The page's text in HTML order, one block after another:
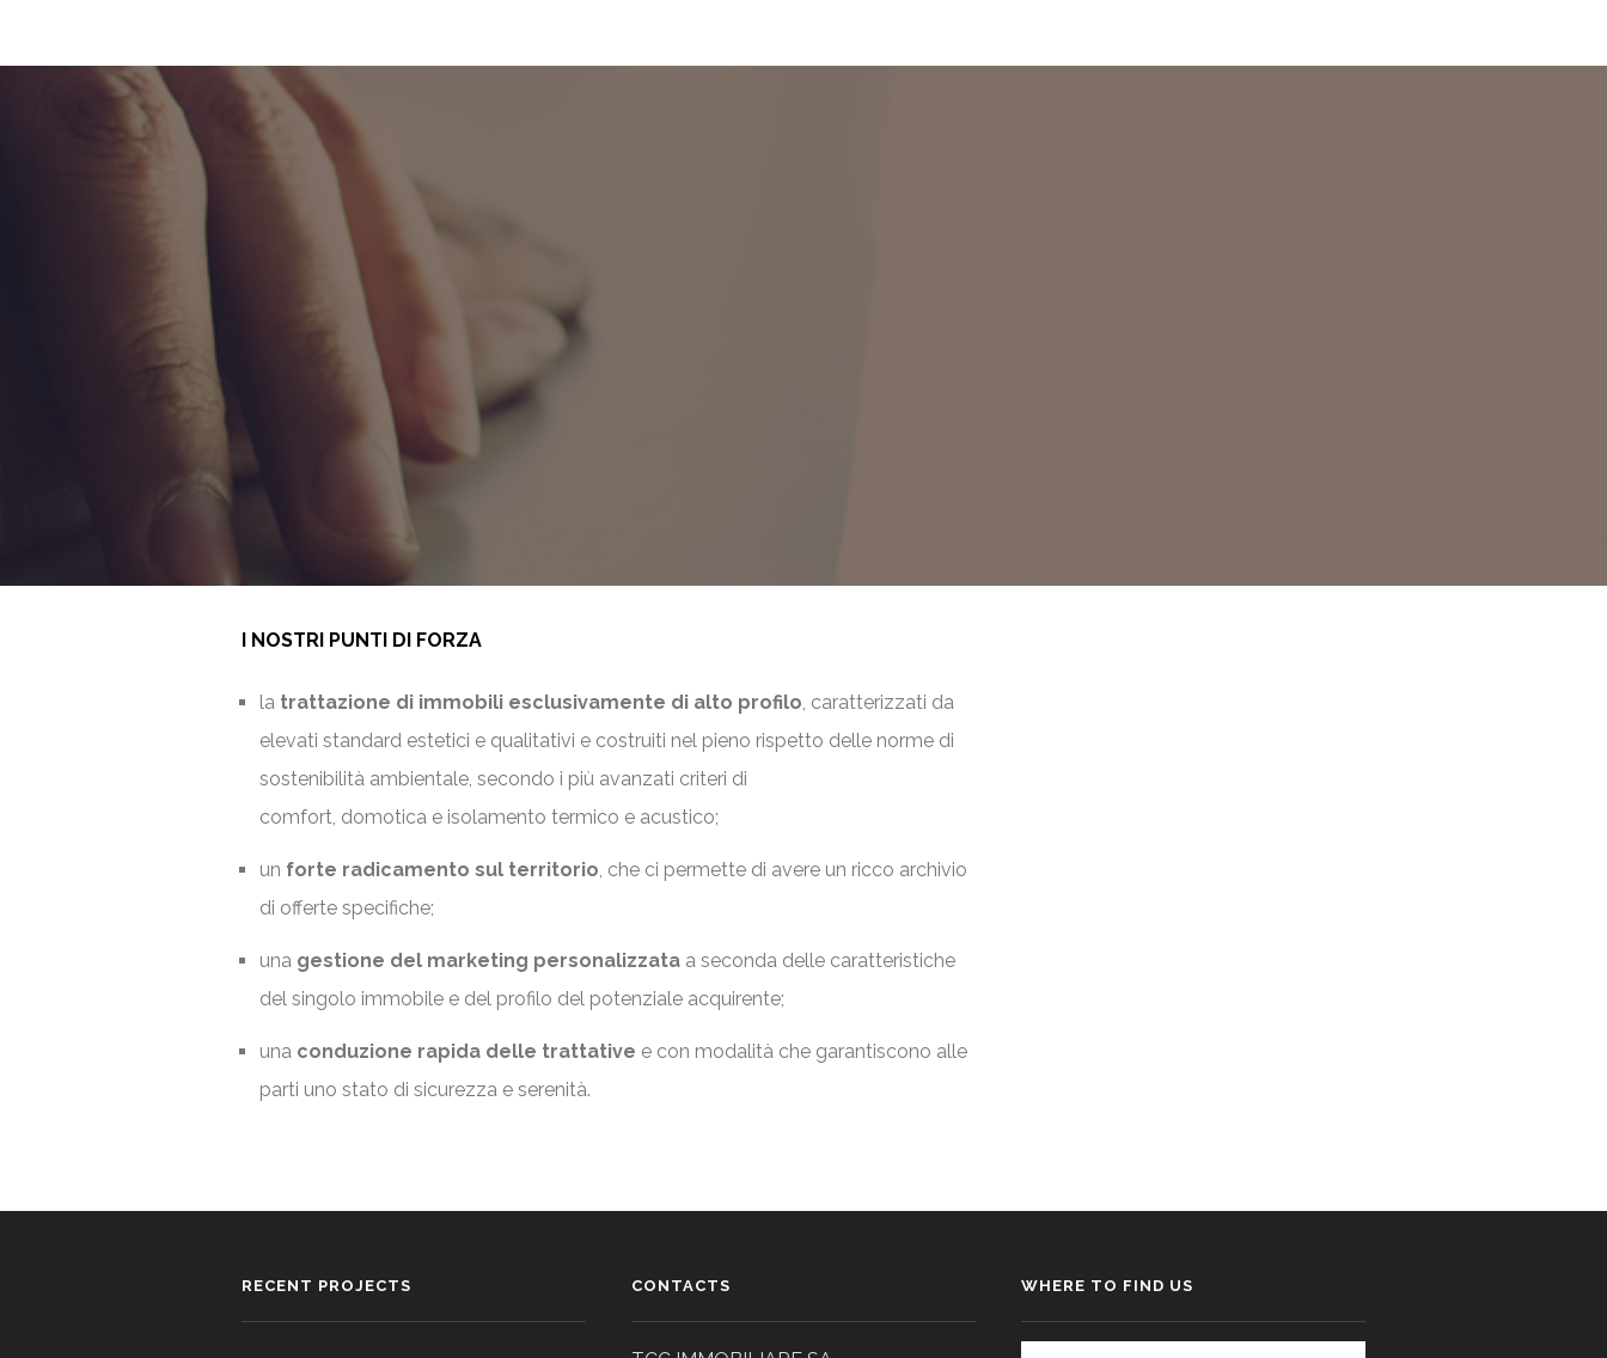
I NOSTRI PUNTI DI FORZA
la trattazione di immobili esclusivamente di alto profilo, caratterizzati da
elevati standard estetici e qualitativi e costruiti nel pieno rispetto delle norme di
sostenibilità ambientale, secondo i più avanzati criteri di
comfort, domotica e isolamento termico e acustico;
un forte radicamento sul territorio, che ci permette di avere un ricco archivio
di offerte specifiche;
una gestione del marketing personalizzata a seconda delle caratteristiche
del singolo immobile e del profilo del potenziale acquirente;
una conduzione rapida delle trattative e con modalità che garantiscono alle
parti uno stato di sicurezza e serenità.
RECENT PROJECTS CONTACTS WHERE TO FIND US